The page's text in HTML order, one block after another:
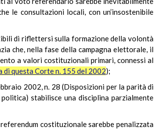
le consultazioni locali, con un’insostenibile
di riflettersi sulla formazione della volontà
che, nella fase della campagna elettorale, il
a valori costituzionali primari, connessi al
di questa Corte n. 155 del 2002);
2002, n. 28 (Disposizioni per la parità di
stabilisce una disciplina parzialmente
costituzionale sarebbe penalizzata